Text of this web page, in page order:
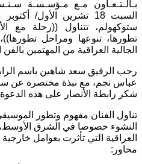
بـالـتـعـاون مـع مـؤسـسـة
ستوكهولم، تتناول ((رحلة مع
تطورها، تنوعها ومراحل
الجالية العراقية من المهتمين
رحب الرفيق سعد شاهين باسم
عباس نجم، مع نبذة مختصرة عن
شكر رابطة الأنصار على هذه
تناول الفنان مفهوم وتطور
النشوء خصوصا في الشرق الأوسط،
العراقية التي تأثرت بعوامل
محاور: